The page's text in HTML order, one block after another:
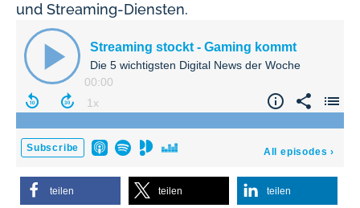
und Streaming-Diensten.
teilen teilen teilen